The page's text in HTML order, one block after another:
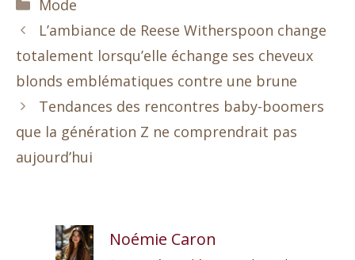
Mode
L’ambiance de Reese Witherspoon change
totalement lorsqu’elle échange ses cheveux
blonds emblématiques contre une brune
Tendances des rencontres baby-boomers
que la génération Z ne comprendrait pas
aujourd’hui
Noémie Caron